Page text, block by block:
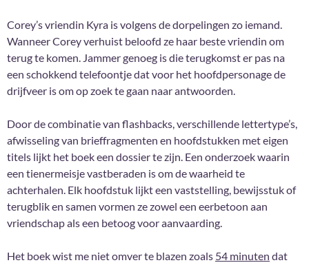
Corey’s vriendin Kyra is volgens de dorpelingen zo iemand.
Wanneer Corey verhuist beloofd ze haar beste vriendin om
terug te komen. Jammer genoeg is die terugkomst er pas na
een schokkend telefoontje dat voor het hoofdpersonage de
drijfveer is om op zoek te gaan naar antwoorden.
Door de combinatie van flashbacks, verschillende lettertype’s,
afwisseling van brieffragmenten en hoofdstukken met eigen
titels lijkt het boek een dossier te zijn. Een onderzoek waarin
een tienermeisje vastberaden is om de waarheid te
achterhalen. Elk hoofdstuk lijkt een vaststelling, bewijsstuk of
terugblik en samen vormen ze zowel een eerbetoon aan
vriendschap als een betoog voor aanvaarding.
Het boek wist me niet omver te blazen zoals 54 minuten dat